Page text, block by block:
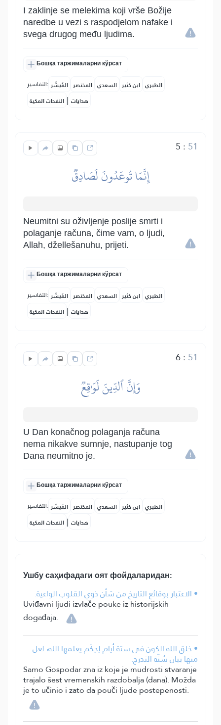
I zaklinje se melekima koji vrše Božije
naredbe u vezi s raspodjelom nafake i
svega drugog među ljudima.
Бошқа таржималарни кўрсат
التفاسير: المُيسَّر المختصر السعدي ابن كثير الطبري
النفحات المكية | هدايات
5 : 51
إِنَّمَا تُوعَدُونَ لَصَادِقٞ
Neumitni su oživljenje poslije smrti i
polaganje računa, čime vam, o ljudi,
Allah, džellešanuhu, prijeti.
Бошқа таржималарни кўрсат
التفاسير: المُيسَّر المختصر السعدي ابن كثير الطبري
النفحات المكية | هدايات
6: 51
وَإِنَّ ٱلدِّينَ لَوَٰقِعٞ
U Dan konačnog polaganja računa
nema nikakve sumnje, nastupanje tog
Dana neumitno je.
Бошқа таржималарни кўрсат
التفاسير: المُيسَّر المختصر السعدي ابن كثير الطبري
النفحات المكية | هدايات
Ушбу саҳифадаги оят фойдаларидан:
• الاعتبار بوقائع التاريخ من شأن ذوي القلوب الواعية.
Uviđavni ljudi izvlače pouke iz historijskih
događaja.
• خلق الله الكون في ستة أيام لِحِكَم يعلمها الله، لعل
منها بيان سُنَّة التدرج.
Samo Gospodar zna iz koje je mudrosti stvaranje
trajalo šest vremenskih razdobalja (dana). Možda
je to učinio i zato da pouči ljude postepenosti.